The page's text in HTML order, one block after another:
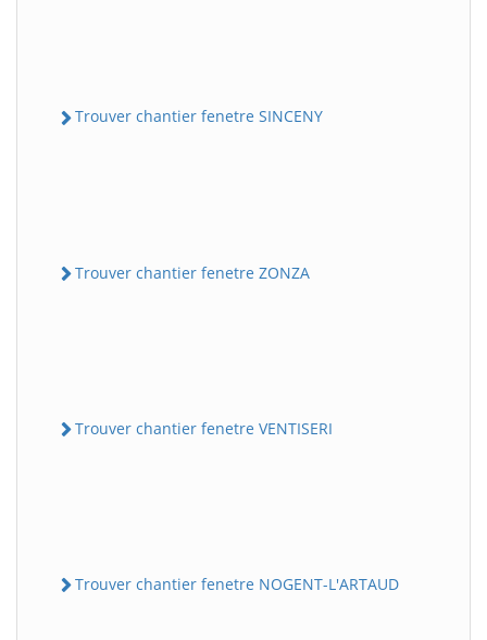
Trouver chantier fenetre SINCENY
Trouver chantier fenetre ZONZA
Trouver chantier fenetre VENTISERI
Trouver chantier fenetre NOGENT-L'ARTAUD